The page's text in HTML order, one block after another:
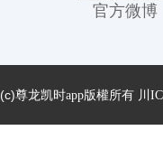
官方微博
(c)尊龙凯时app版權所有 川